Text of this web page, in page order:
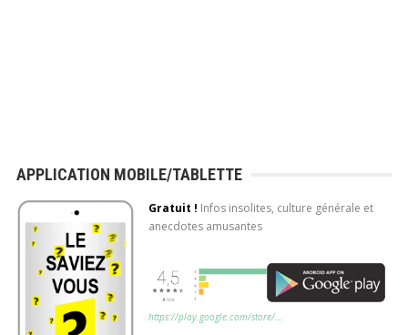
APPLICATION MOBILE/TABLETTE
Gratuit ! Infos insolites, culture générale et
anecdotes amusantes
https://play.google.com/store/…
Découvrez chaque
infos amusantes,
culture générale!
Application mobile